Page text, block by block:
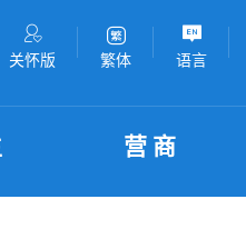
关怀版 繁体 语言
营商